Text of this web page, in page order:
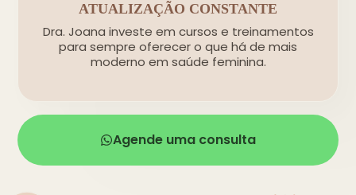
ATUALIZAÇÃO CONSTANTE
Dra. Joana investe em cursos e treinamentos
para sempre oferecer o que há de mais
moderno em saúde feminina.
Agende uma consulta